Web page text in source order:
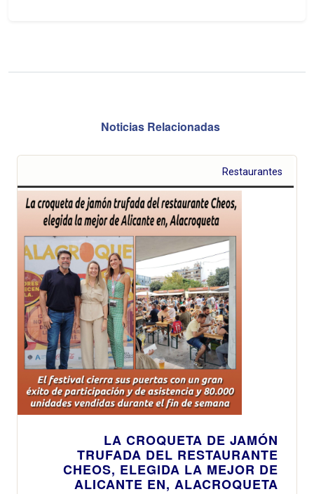
Noticias Relacionadas
Restaurantes
LA CROQUETA DE JAMÓN
TRUFADA DEL RESTAURANTE
CHEOS, ELEGIDA LA MEJOR DE
ALICANTE EN, ALACROQUETA